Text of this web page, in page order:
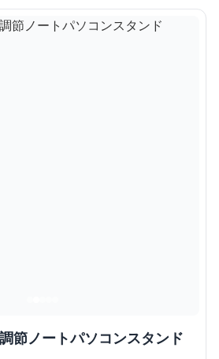
節ノートパソコンスタンド